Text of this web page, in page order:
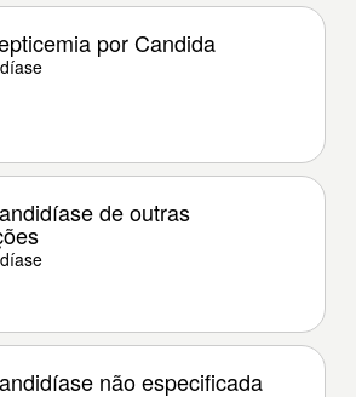
por Candida
de outras
não especificada